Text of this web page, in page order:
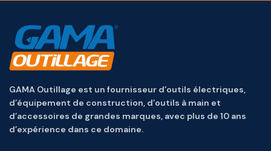
GAMA Outillage est un fournisseur d’outils électriques,
d’équipement de construction, d’outils à main et
d’accessoires de grandes marques, avec plus de 10 ans
d’expérience dans ce domaine.